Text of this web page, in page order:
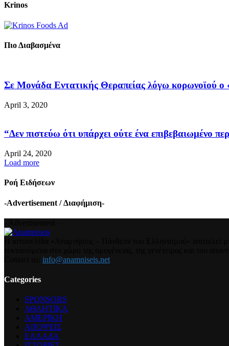
Krinos
Πιο Διαβασμένα
Σε Μονάδα Εντατικής Θεραπείας λόγω κορωνοϊού ο
April 3, 2020
“Δεν πιστεύω ότι υπάρχει ούτε ένα επιβεβαιωμένο
April 24, 2020
Load more
Ροή Ειδήσεων
-Advertisement / Διαφήμιση-
info@anamniseis.net
Categories
SPONSORS
ΑΘΛΗΤΙΚΑ
ΑΜΕΡΙΚΗ
ΑΠΟΨΕΙΣ
ΕΛΛΑΔΑ